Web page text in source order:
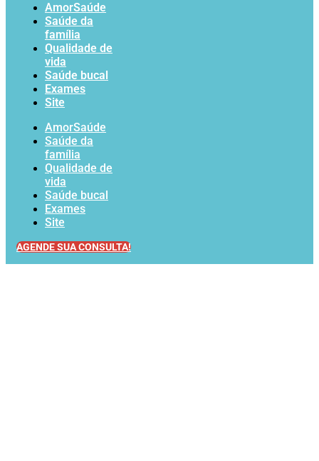
AmorSaúde
Saúde da
família
Qualidade de
vida
Saúde bucal
Exames
Site
AmorSaúde
Saúde da
família
Qualidade de
vida
Saúde bucal
Exames
Site
AGENDE SUA CONSULTA!